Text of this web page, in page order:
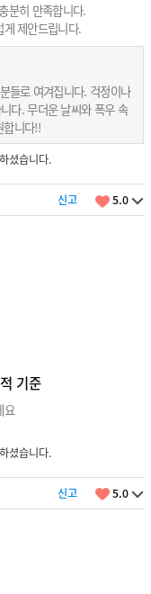
분히 만족합니다.
제안드립니다.
들로 여겨집니다. 걱정이나
다. 무더운 날씨와 폭우 속
합니다!!
셨습니다.
신고 5.0
기준
요
셨습니다.
신고 5.0